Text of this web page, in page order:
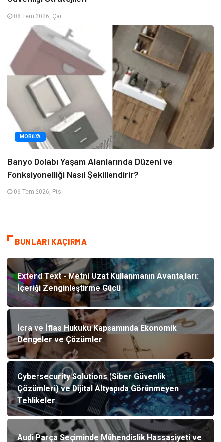
08 Tem 2026, Çar
MOBILYA
Banyo Dolabı Yaşam Alanlarında Düzeni ve
Fonksiyonelliği Nasıl Şekillendirir?
06 Tem 2026, Pts
BUNLARI KAÇIRMA
Extend Text - Metni Uzat Kullanmanın Avantajları:
İçeriği Zenginleştirme Gücü
İcra ve İflas Hukuku Kapsamında Ekonomik
Dengeler ve Çözümler
Cybersecurity Solutions (Siber Güvenlik
Çözümleri) ve Dijital Altyapıda Görünmeyen
Tehlikeler
Audi Parça Seçiminde Mühendislik Hassasiyeti ve